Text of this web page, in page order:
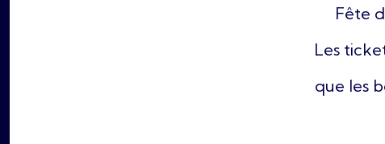
Fête
Les
que les